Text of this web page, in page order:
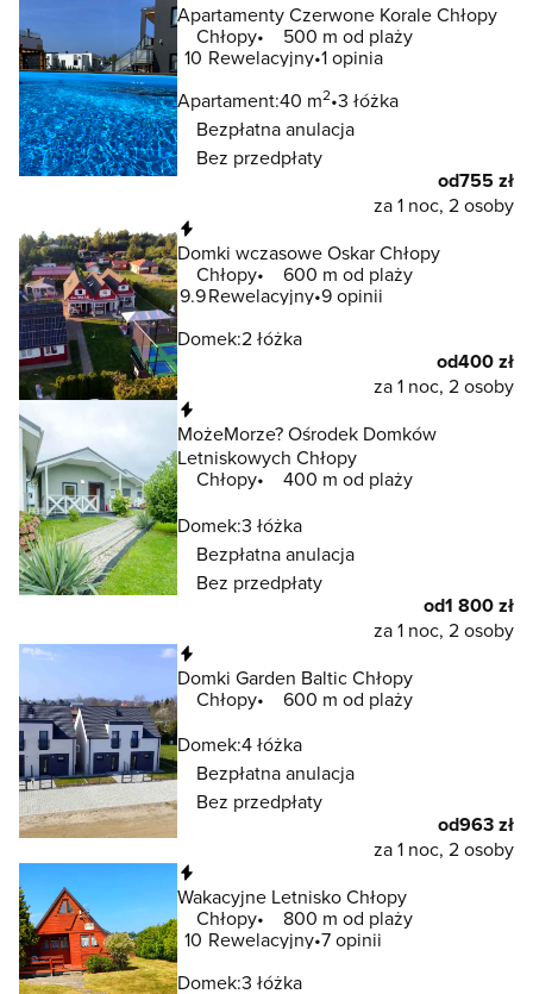
Apartamenty Czerwone Korale Chłopy
Chłopy
500 m od plaży
10 Rewelacyjny 1 opinia
Apartament:40 m2 3 łóżka
Bezpłatna anulacja
Bez przedpłaty
od755 zł
za 1 noc, 2 osoby
Domki wczasowe Oskar Chłopy
Chłopy
600 m od plaży
9.9Rewelacyjny 9 opinii
Domek:2 łóżka
od400 zł
za 1 noc, 2 osoby
MożeMorze? Ośrodek Domków
Letniskowych Chłopy
Chłopy
400 m od plaży
Domek:3 łóżka
Bezpłatna anulacja
Bez przedpłaty
od1 800 zł
za 1 noc, 2 osoby
Domki Garden Baltic Chłopy
Chłopy
600 m od plaży
Domek:4 łóżka
Bezpłatna anulacja
Bez przedpłaty
od963 zł
za 1 noc, 2 osoby
Wakacyjne Letnisko Chłopy
Chłopy
800 m od plaży
10 Rewelacyjny 7 opinii
Domek:3 łóżka